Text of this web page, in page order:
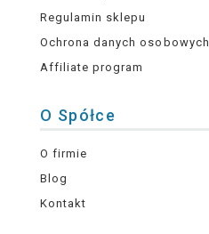
Regulamin sklepu
Ochrona danych osobowych
Affiliate program
O Spółce
O firmie
Blog
Kontakt